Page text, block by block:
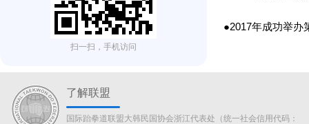
●2017年成功举办
扫一扫，手机访问
了解联盟
国际跆拳道联盟大韩民国协会浙江代表处（统一社会信用代码：